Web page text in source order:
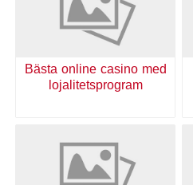
Bästa online casino med
lojalitetsprogram